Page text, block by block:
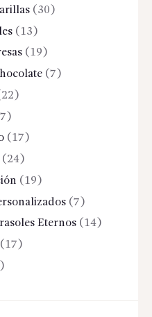
(30)
(13)
(19)
(7)
(17)
(24)
(19)
(7)
Eternos (14)
(17)